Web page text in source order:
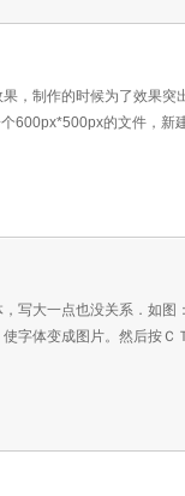
，制作的时候为了效果突
600px*500px的文件，新
写大一点也没关系．如图
字体变成图片。然后按Ｃ